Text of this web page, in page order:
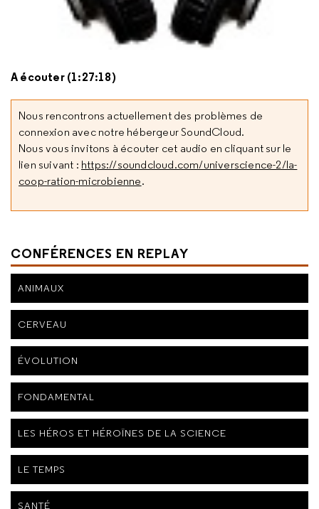
A écouter (1:27:18)
Nous rencontrons actuellement des problèmes de
connexion avec notre hébergeur SoundCloud.
Nous vous invitons à écouter cet audio en cliquant sur le
lien suivant : https://soundcloud.com/universcience-2/la-
coop-ration-microbienne.
CONFÉRENCES EN REPLAY
ANIMAUX
CERVEAU
ÉVOLUTION
FONDAMENTAL
LES HÉROS ET HÉROÏNES DE LA SCIENCE
LE TEMPS
SANTÉ